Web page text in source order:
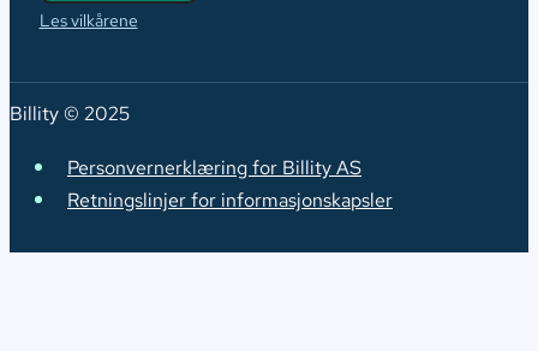
Les vilkårene
Billity © 2025
Personvernerklæring for Billity AS
Retningslinjer for informasjonskapsler